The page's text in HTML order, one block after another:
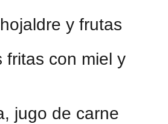
y frutas
fritas con miel y
jugo de carne